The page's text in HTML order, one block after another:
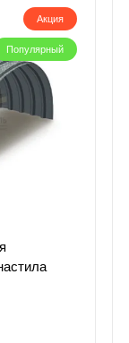
Акция
Популярный